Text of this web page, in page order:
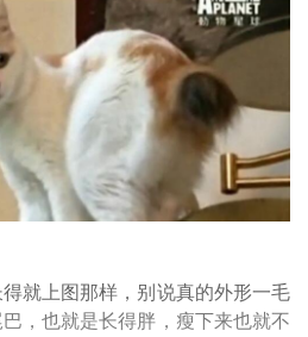
就上图那样，别说真的外形一毛
，也就是长得胖，瘦下来也就不